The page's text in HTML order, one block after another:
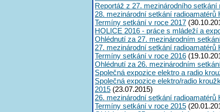
Reportáž z 27. mezinárodního setkání
28. mezinárodní setkání radioamatérů
Termíny setkání v roce 2017
HOLICE 2016 - práce s mládeží a
Ohlédnutí za 27. mezinárodním
27. mezinárodní setkání radioamatérů
Termíny setkání v roce 2016
Ohlédnutí za 26. mezinárodním
Společná expozice elektro a radio
Společná expozice elektro/radio
2015 (23.07.2015)
26. mezinárodní setkání radioamatérů
Termíny setkání v roce 2015